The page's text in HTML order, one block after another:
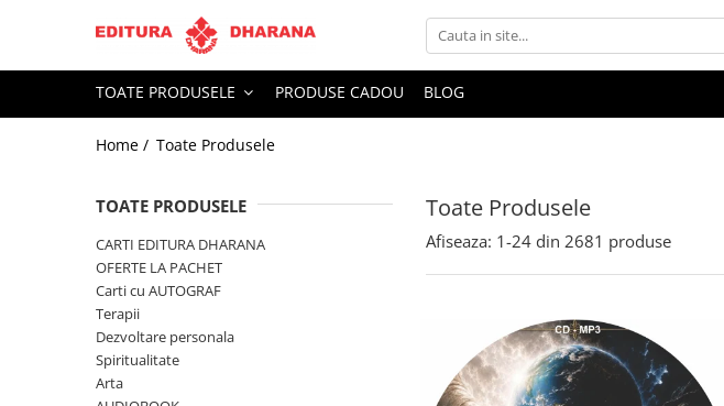
Toate Produsele
CARTI EDITURA DHARANA
OFERTE LA PACHET
Dezvoltare personala
Spiritualitate
AUDIOBOOK
Business, Economie
TOATE PRODUSELE PRODUSE CADOU BLOG
Home / Toate Produsele
Toate Produsele
TOATE PRODUSELE
CARTI EDITURA DHARANA
OFERTE LA PACHET
Carti cu AUTOGRAF
Terapii
Dezvoltare personala
Spiritualitate
Arta
Afiseaza: 1-24 din 2681 produse